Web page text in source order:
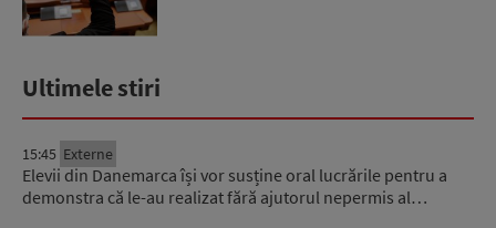
Ultimele stiri
15:45 Externe
Elevii din Danemarca își vor susține oral lucrările pentru a
demonstra că le-au realizat fără ajutorul nepermis al…